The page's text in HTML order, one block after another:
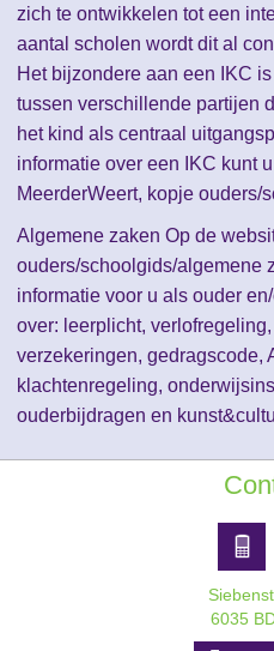
zich te ontwikkelen tot een
aantal scholen wordt dit al
Het bijzondere aan een IKC
tussen verschillende partijen
het kind als centraal
informatie over een IKC kunt
MeerderWeert, kopje ouders/
Algemene zaken Op de
ouders/schoolgids/algemene
informatie voor u als ouder
over: leerplicht,
verzekeringen, gedragscode,
klachtenregeling,
ouderbijdragen en
6035